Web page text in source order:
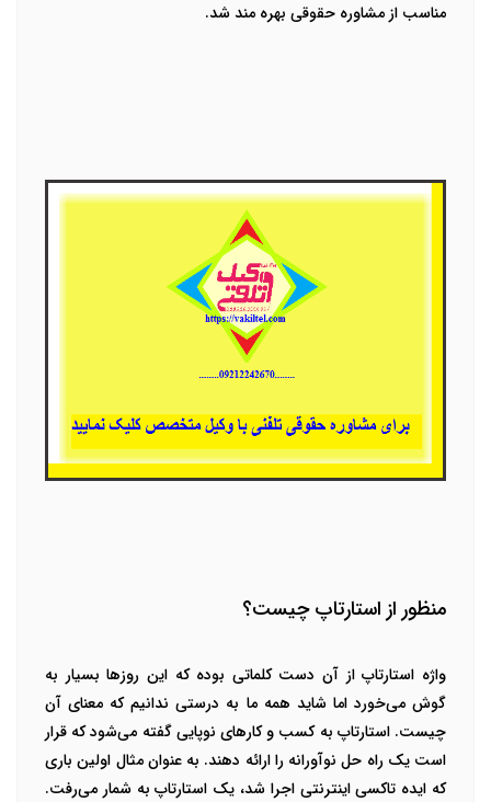
مناسب از مشاوره حقوقی بهره مند شد.
منظور از استارتاپ چیست؟
واژه استارتاپ از آن دست کلماتی بوده که این روزها بسیار به
گوش می‌خورد اما شاید همه ما به درستی ندانیم که معنای آن
چیست. استارتاپ به کسب و کارهای نوپایی گفته می‌شود که قرار
است یک راه حل نوآورانه را ارائه دهند. به عنوان مثال اولین باری
که ایده تاکسی اینترنتی اجرا شد، یک استارتاپ به شمار می‌رفت.